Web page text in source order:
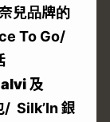
兒品牌的
To Go/
及
/ Silk’In銀